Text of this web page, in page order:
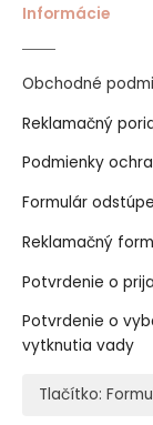
Informácie
Obchodné
Reklamačný
Podmienky
Formulár
Reklamačný
Potvrdenie o
Potvrdenie o
vytknutia vady
Tlačítko: